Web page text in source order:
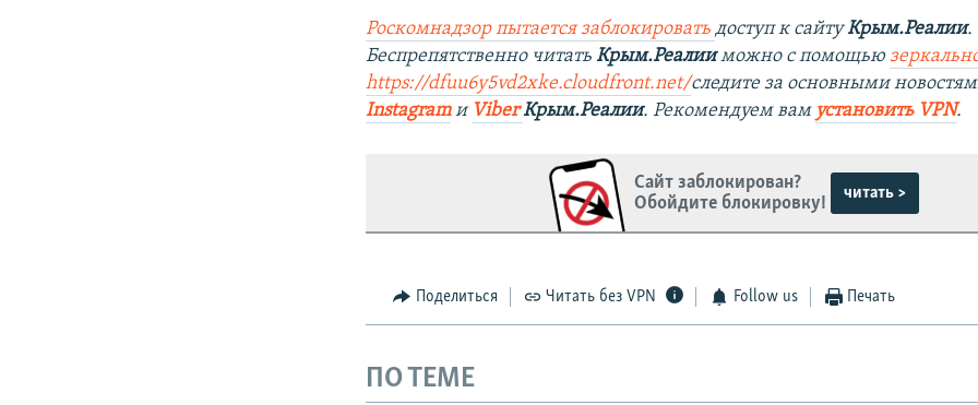
Роскомнадзор пытается заблокировать доступ к сайтуКрым.Реалии.
Беспрепятственно читатьКрым.Реалииможно с помощью
https://dfuu6y5vd2xke.cloudfront.net/следите за основными
Instagramи Viber Крым.Реалии. Рекомендуем вам установить VPN.
Сайт заблокирован?
Обойдите блокировку!
читать >
Поделиться Читать без VPN Follow us Печать
ПО ТЕМЕ